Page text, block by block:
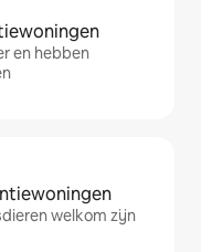
en hebben
welkom zijn